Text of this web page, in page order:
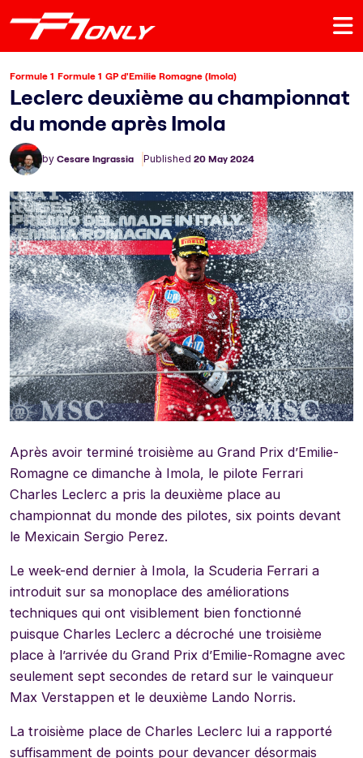
Formule 1 Formule 1 GP d'Emilie Romagne (Imola)
Leclerc deuxième au championnat
du monde après Imola
by Cesare Ingrassia Published 20 May 2024
Après avoir terminé troisième au Grand Prix d’Emilie-
Romagne ce dimanche à Imola, le pilote Ferrari
Charles Leclerc a pris la deuxième place au
championnat du monde des pilotes, six points devant
le Mexicain Sergio Perez.
Le week-end dernier à Imola, la Scuderia Ferrari a
introduit sur sa monoplace des améliorations
techniques qui ont visiblement bien fonctionné
puisque Charles Leclerc a décroché une troisième
place à l’arrivée du Grand Prix d’Emilie-Romagne avec
seulement sept secondes de retard sur le vainqueur
Max Verstappen et le deuxième Lando Norris.
La troisième place de Charles Leclerc lui a rapporté
suffisamment de points pour devancer désormais